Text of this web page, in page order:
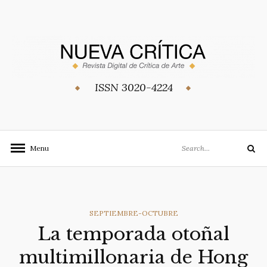
ISSN 3020-4224
Menu
for:
Search
CATEGORIES
SEPTIEMBRE-OCTUBRE
La temporada otoñal
multimillonaria de Hong